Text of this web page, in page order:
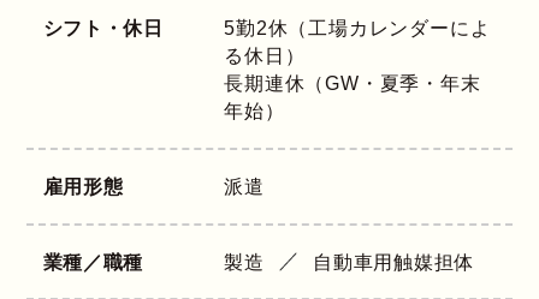
シフト・休日
5勤2休（工場カレンダーによ
る休日）
長期連休（GW・夏季・年末
年始）
雇用形態 派遣
業種／職種 製造 自動車用触媒担体